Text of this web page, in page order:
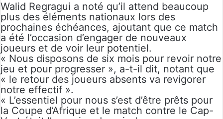
Walid Regragui a noté qu’il attend beaucoup
plus des éléments nationaux lors des
prochaines échéances, ajoutant que ce match
a été l’occasion d’engager de nouveaux
joueurs et de voir leur potentiel.
« Nous disposons de six mois pour revoir notre
jeu et pour progresser », a-t-il dit, notant que
« le retour des joueurs absents va revigorer
notre effectif ».
« L’essentiel pour nous s’est d’être prêts pour
la Coupe d’Afrique et le match contre le Cap-